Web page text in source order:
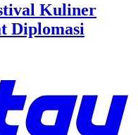
Kuliner
Diplomasi